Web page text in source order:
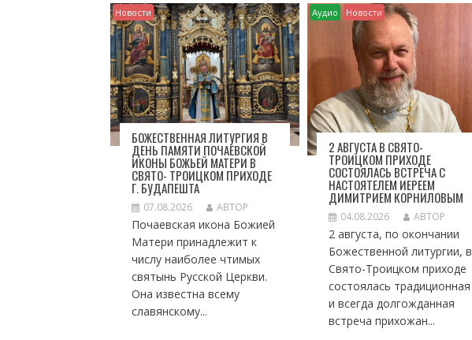
И
Я
П
О
З
А
П
И
С
Новости
БОЖЕСТВЕННАЯ ЛИТУРГИЯ В
ДЕНЬ ПАМЯТИ ПОЧАЕВСКОЙ
ИКОНЫ БОЖЬЕЙ МАТЕРИ В
СВЯТО- ТРОИЦКОМ ПРИХОДЕ
Г. БУДАПЕШТА
07.08.2026 АВТОР
Почаевская икона Божией
Матери принадлежит к
числу наиболее чтимых
святынь Русской Церкви.
Она известна всему
славянскому...
Аудио Новости
2 АВГУСТА В СВЯТО-
ТРОИЦКОМ ПРИХОДЕ
СОСТОЯЛАСЬ ВСТРЕЧА С
НАСТОЯТЕЛЕМ ИЕРЕЕМ
ДИМИТРИЕМ КОРНИЛОВЫМ
04.08.2026 АВТОР
2 августа, по окончании
Божественной литургии, в
Свято-Троицком приходе
состоялась традиционная
и всегда долгожданная
встреча прихожан...